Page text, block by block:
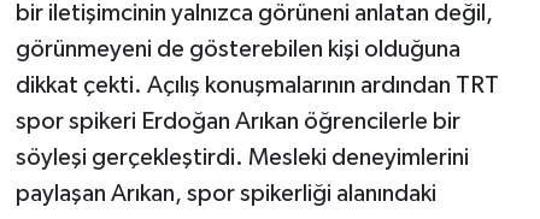
bir iletişimcinin yalnızca görüneni anlatan değil,
görünmeyeni de gösterebilen kişi olduğuna
dikkat çekti. Açılış konuşmalarının ardından TRT
spor spikeri Erdoğan Arıkan öğrencilerle bir
söyleşi gerçekleştirdi. Mesleki deneyimlerini
paylaşan Arıkan, spor spikerliği alanındaki